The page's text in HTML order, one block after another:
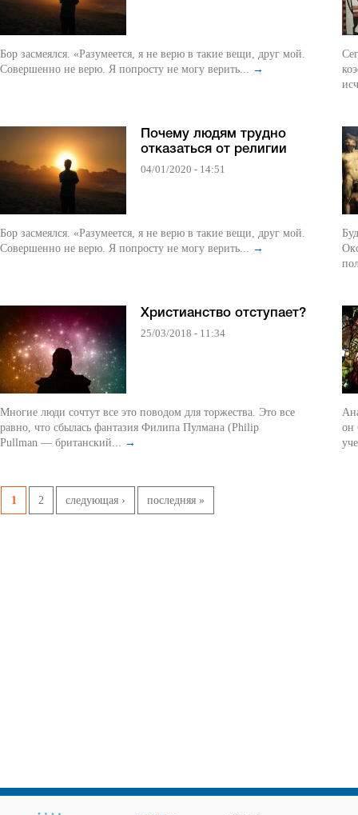
Бор засмеялся. «Разумеется, я не верю в такие вещи, друг мой.
Совершенно не верю. Я попросту не могу верить... →
Почему людям трудно
отказаться от религии
04/01/2020 - 14:51
Бор засмеялся. «Разумеется, я не верю в такие вещи, друг мой.
Совершенно не верю. Я попросту не могу верить... →
Христианство отступает?
25/03/2018 - 11:34
Многие люди сочтут все это поводом для торжества. Это все
равно, что сбылась фантазия Филипа Пулмана (Philip
Pullman — британский... →
он
Pages
1 2 следующая › последняя »